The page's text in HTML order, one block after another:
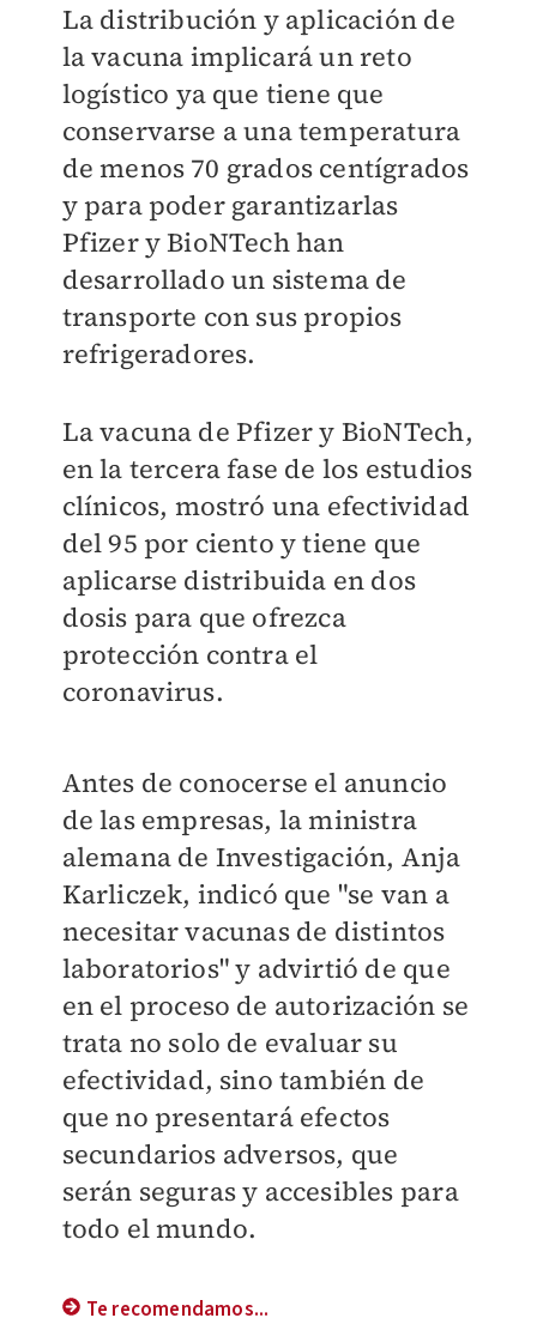
La distribución y aplicación de
la vacuna implicará un reto
logístico ya que tiene que
conservarse a una temperatura
de menos 70 grados centígrados
y para poder garantizarlas
Pfizer y BioNTech han
desarrollado un sistema de
transporte con sus propios
refrigeradores.
La vacuna de Pfizer y BioNTech,
en la tercera fase de los estudios
clínicos, mostró una efectividad
del 95 por ciento y tiene que
aplicarse distribuida en dos
dosis para que ofrezca
protección contra el
coronavirus.
Antes de conocerse el anuncio
de las empresas, la ministra
alemana de Investigación, Anja
Karliczek, indicó que "se van a
necesitar vacunas de distintos
laboratorios" y advirtió de que
en el proceso de autorización se
trata no solo de evaluar su
efectividad, sino también de
que no presentará efectos
secundarios adversos, que
serán seguras y accesibles para
todo el mundo.
Te recomendamos...